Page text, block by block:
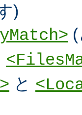
)
と